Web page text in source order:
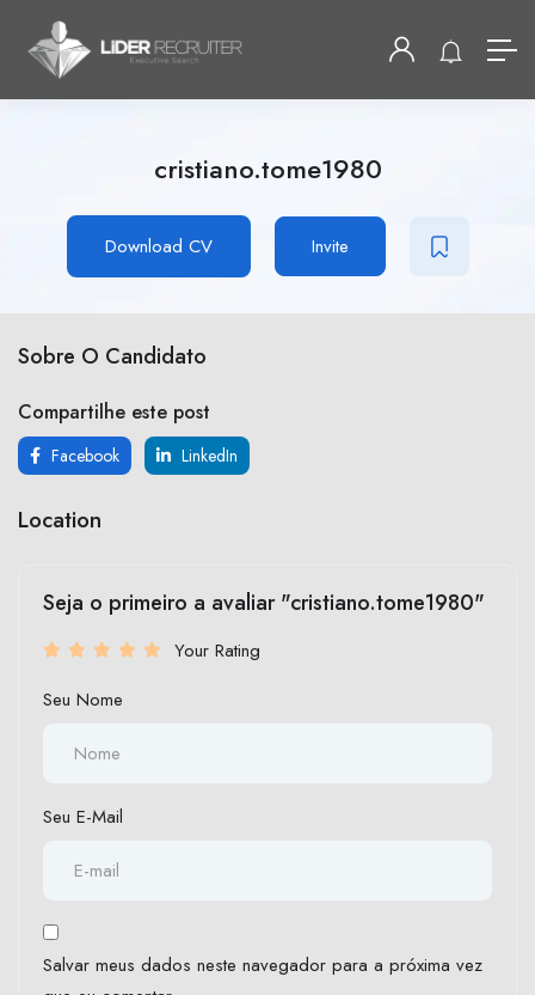
cristiano.tome1980
Download CV Invite
Sobre O Candidato
Compartilhe este post
Facebook LinkedIn
Location
Seja o primeiro a avaliar "cristiano.tome1980"
Your Rating
Seu Nome
Seu E-Mail
Salvar meus dados neste navegador para a próxima vez